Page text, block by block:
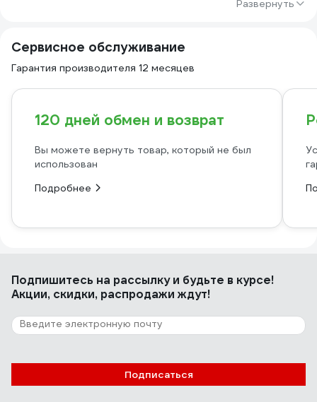
Развернуть
Сервисное обслуживание
Гарантия производителя 12 месяцев
120 дней обмен и возврат
Вы можете вернуть товар, который не был
использован
Подробнее
Подпишитесь на рассылкуи будьте в курсе!
Акции, скидки, распродажи ждут!
Подписаться